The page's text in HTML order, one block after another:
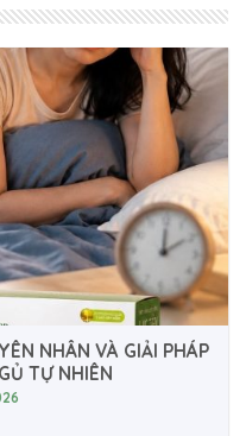
NHÂN VÀ GIẢI PHÁP
TỰ NHIÊN